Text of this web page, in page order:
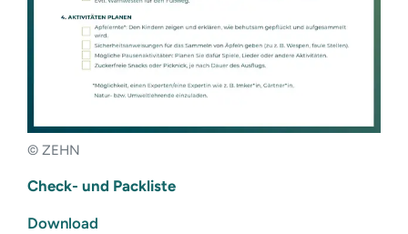
© ZEHN
Check- und Packliste
Download